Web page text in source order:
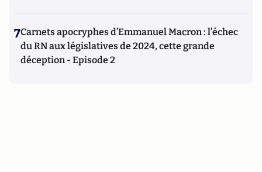
7Carnets apocryphes d’Emmanuel Macron : l’échec
du RN aux législatives de 2024, cette grande
déception - Episode 2